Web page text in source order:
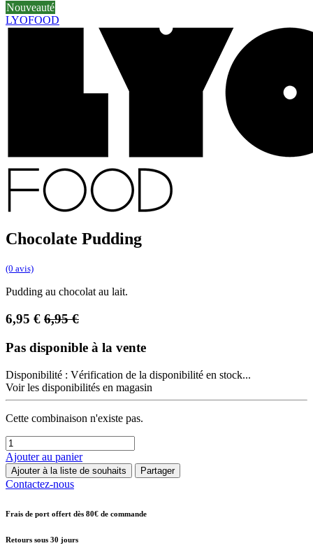
Nouveauté
LYOFOOD
Chocolate Pudding
(0 avis)
Pudding au chocolat au lait.
6,95 € 6,95€
Pas disponible à la vente
Disponibilité : Vérification de la disponibilité en stock...
Voir les disponibilités en magasin
Cette combinaison n'existe pas.
Ajouter au panier
Ajouter à la liste de souhaits Partager
Contactez-nous
Frais de port offert dès 80€ de commande
Retours sous 30 jours